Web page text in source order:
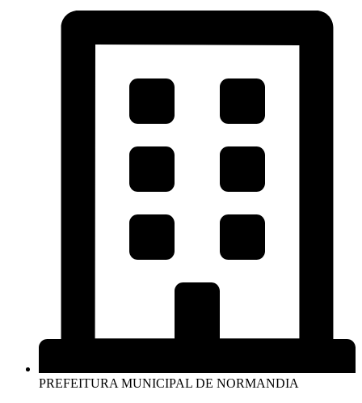
PREFEITURA MUNICIPAL DE NORMANDIA